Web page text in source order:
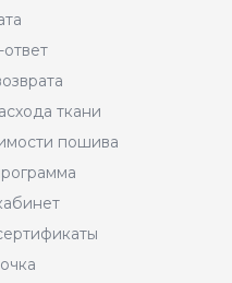
ткани
пошива